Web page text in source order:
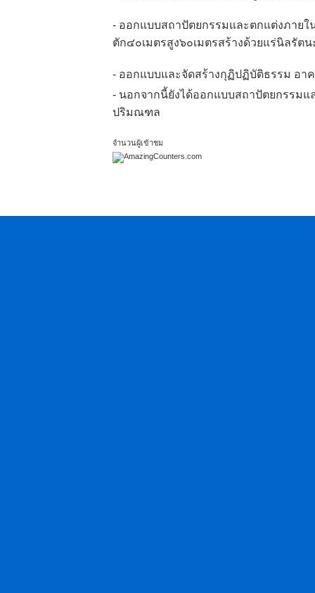
- ออกแบบสถาปัตยกรรมและตกแต่งภาย
ตัก๔๐เมตรสูง๖๐เมตรสร้างด้วยแร่นิลรัต
- ออกแบบและจัดสร้างกุฏิปฏิบัติธรรม อา
- นอกจากนี้ยังได้ออกแบบสถาปัตยกรรม
ปริมณฑล
จำนวนผู้เข้าชม